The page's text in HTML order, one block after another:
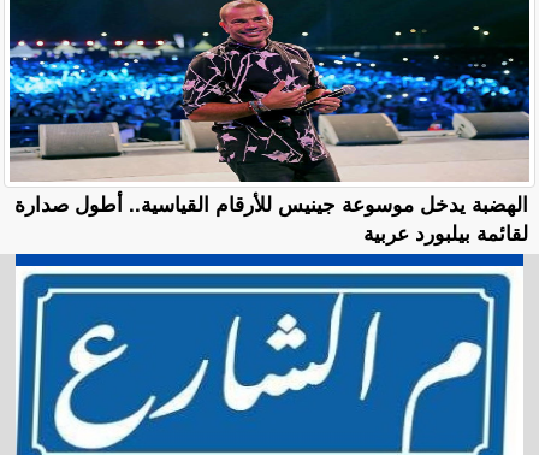
الهضبة يدخل موسوعة جينيس للأرقام القياسية.. أطول صدارة
لقائمة بيلبورد عربية